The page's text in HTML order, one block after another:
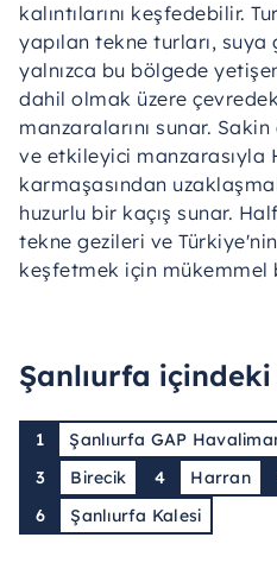
kalıntılarını keşfedebilir.
yapılan tekne turları, suya
yalnızca bu bölgede
dahil olmak üzere
manzaralarını sunar.
ve etkileyici manzarasıyla
karmaşasından
huzurlu bir kaçış sunar.
tekne gezileri ve
keşfetmek için mükemmel
Şanlıurfa
1 Şanlıurfa GAP
3
Birecik 4 Harran
6
Şanlıurfa Kalesi